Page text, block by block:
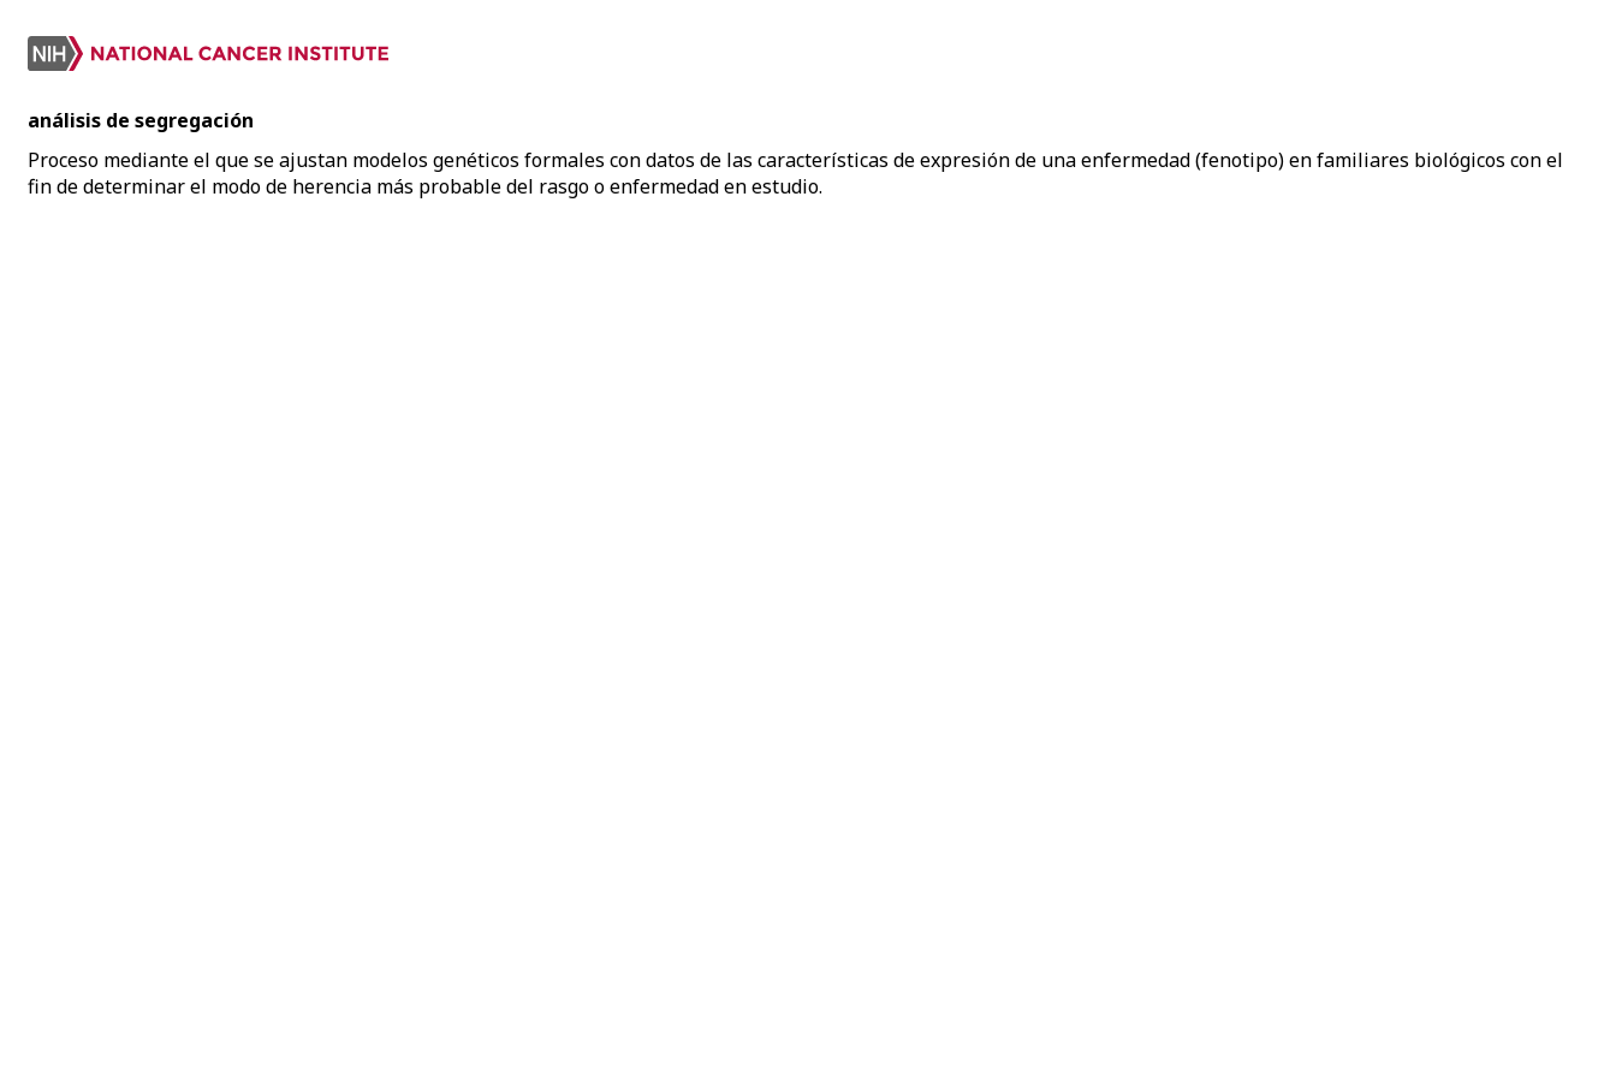
análisis de segregación
Proceso mediante el que se ajustan modelos genéticos formales con datos de las características de expresión de una enfermedad (fenotipo) en familiares biológicos con el
fin de determinar el modo de herencia más probable del rasgo o enfermedad en estudio.